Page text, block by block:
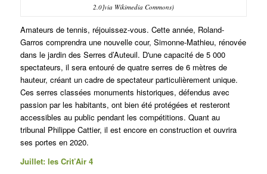
2.0]via Wikimedia Commons)
Amateurs de tennis, réjouissez-vous. Cette année, Roland-
Garros comprendra une nouvelle cour, Simonne-Mathieu, rénovée
dans le jardin des Serres d’Auteuil. D'une capacité de 5 000
spectateurs, il sera entouré de quatre serres de 6 mètres de
hauteur, créant un cadre de spectateur particulièrement unique.
Ces serres classées monuments historiques, défendus avec
passion par les habitants, ont bien été protégées et resteront
accessibles au public pendant les compétitions. Quant au
tribunal Philippe Cattier, il est encore en construction et ouvrira
ses portes en 2020.
Juillet: les Crit’Air 4